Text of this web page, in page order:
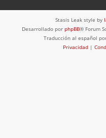
Stasis Leak style by
Desarrollado por phpBB® Forum
Traducción al español
Privacidad |